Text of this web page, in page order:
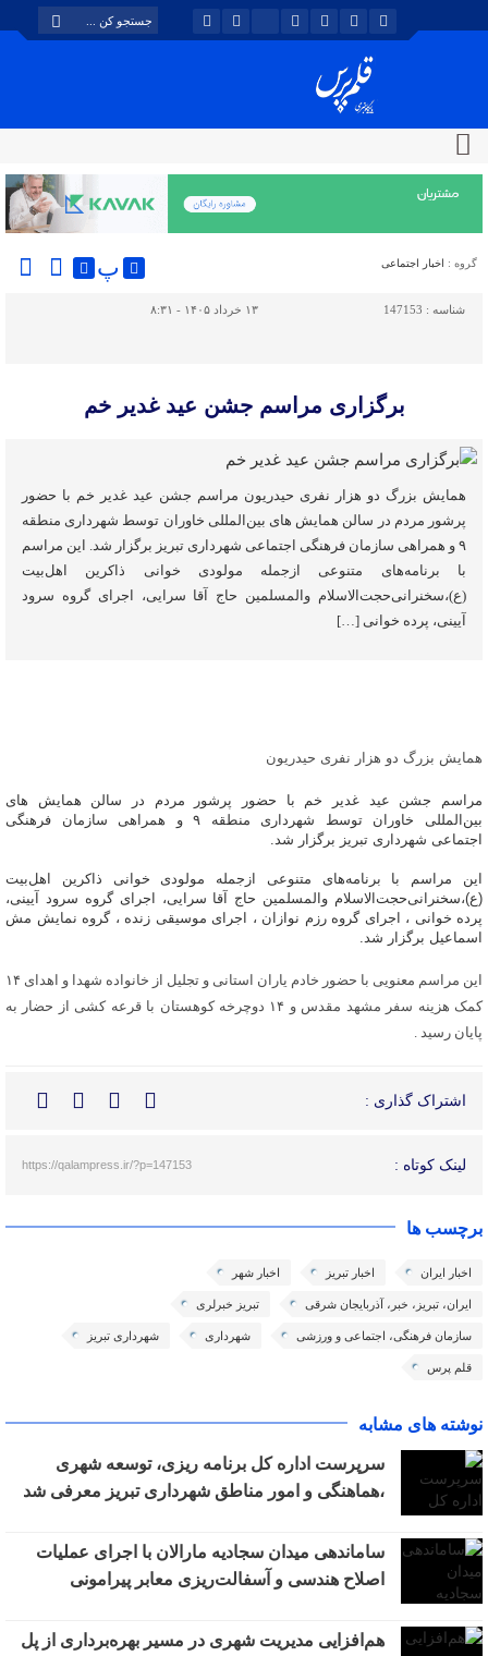
گروه : اخبار اجتماعی پ
شناسه : 147153 ۱۳ خرداد ۱۴۰۵ - ۸:۳۱
برگزاری مراسم جشن عید غدیر خم
همایش بزرگ دو هزار نفری حیدریون مراسم جشن عید غدیر خم با حضور
پرشور مردم در سالن همایش های بین‌المللی خاوران توسط شهرداری منطقه
۹ و همراهی سازمان فرهنگی اجتماعی شهرداری تبریز برگزار شد. این مراسم
با برنامه‌های متنوعی ازجمله مولودی خوانی ذاکرین اهل‌بیت
(ع)،سخنرانی‌حجت‌الاسلام‌ والمسلمین حاج آقا سرایی، اجرای گروه سرود
آیینی، پرده خوانی […]
همایش بزرگ دو هزار نفری حیدریون
مراسم جشن عید غدیر خم با حضور پرشور مردم در سالن همایش های
بین‌المللی خاوران توسط شهرداری منطقه ۹ و همراهی سازمان فرهنگی
اجتماعی شهرداری تبریز برگزار شد.
این مراسم با برنامه‌های متنوعی ازجمله مولودی خوانی ذاکرین اهل‌بیت
(ع)،سخنرانی‌حجت‌الاسلام‌ والمسلمین حاج آقا سرایی، اجرای گروه سرود آیینی،
پرده خوانی ، اجرای گروه رزم نوازان ، اجرای موسیقی زنده ، گروه نمایش مش
اسماعیل برگزار شد.
این مراسم معنویی با حضور خادم یاران استانی و تجلیل از خانواده شهدا و اهدای ۱۴
کمک هزینه سفر مشهد مقدس و ۱۴ دوچرخه کوهستان با قرعه کشی از حضار به
پایان رسید .
اشتراک گذاری :
لینک کوتاه : https://qalampress.ir/?p=147153
برچسب ها
اخبار ایران اخبار تبریز اخبار شهر
ایران، تبریز، خبر، آذربایجان شرقی تبریز خبرلری
سازمان فرهنگی، اجتماعی و ورزشی شهرداری شهرداری تبریز
قلم پرس
نوشته های مشابه
سرپرست اداره کل برنامه ریزی، توسعه شهری
،هماهنگی و امور مناطق شهرداری تبریز معرفی شد
ساماندهی میدان سجادیه مارالان با اجرای عملیات
اصلاح هندسی و آسفالت‌ریزی معابر پیرامونی
هم‌افزایی مدیریت شهری در مسیر بهره‌برداری از پل